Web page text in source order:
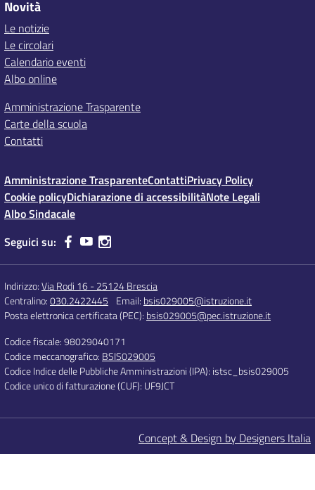
Novità
Le notizie
Le circolari
Calendario eventi
Albo online
Amministrazione Trasparente
Carte della scuola
Contatti
Amministrazione TrasparenteContattiPrivacy Policy
Cookie policyDichiarazione di accessibilitàNote Legali
Albo Sindacale
Seguici su:
Indirizzo:Via Rodi 16 - 25124 Brescia
Centralino:030.2422445 Email: bsis029005@istruzione.it
Posta elettronica certificata (PEC): bsis029005@pec.istruzione.it
Codice fiscale: 98029040171
Codice meccanografico: BSIS029005
Codice Indice delle Pubbliche Amministrazioni (IPA): istsc_bsis029005
Codice unico di fatturazione (CUF): UF9JCT
Concept & Design by Designers Italia